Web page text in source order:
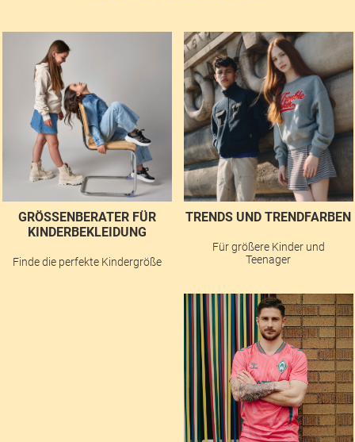
GRÖSSENBERATER FÜR K
INDERBEKLEIDUNG
Finde die perfekte Kindergröße
TRENDS UND TRENDFARBEN
Für größere Kinder und
Teenager